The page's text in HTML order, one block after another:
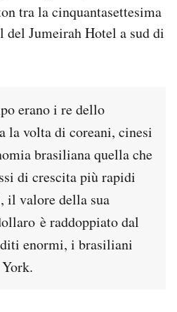
tra la cinquantasettesima
Jumeirah Hotel a sud di
erano i re dello
la volta di coreani, cinesi
brasiliana quella che
di crescita più rapidi
il valore della sua
è raddoppiato dal
enormi, i brasiliani